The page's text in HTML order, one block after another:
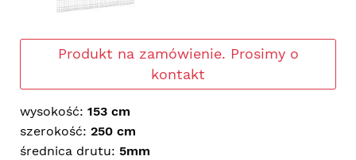
Produkt na zamówienie. Prosimy o
kontakt
wysokość: 153 cm
szerokość: 250 cm
średnica drutu: 5mm